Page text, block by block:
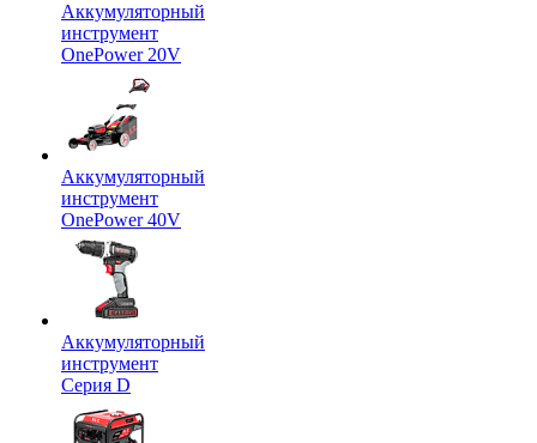
Аккумуляторный
инструмент
OnePower 20V
Аккумуляторный
инструмент
OnePower 40V
Аккумуляторный
инструмент
Серия D